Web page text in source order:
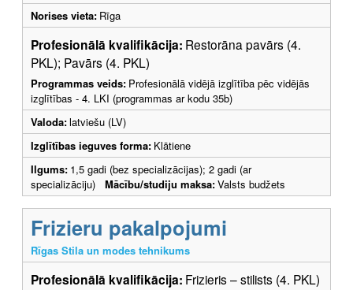
Norises vieta: Rīga
Profesionālā kvalifikācija: Restorāna pavārs (4.
PKL); Pavārs (4. PKL)
Programmas veids: Profesionālā vidējā izglītība pēc vidējās
izglītības - 4. LKI (programmas ar kodu 35b)
Valoda:latviešu (LV)
Izglītības ieguves forma: Klātiene
Ilgums: 1,5 gadi (bez specializācijas); 2 gadi (ar
specializāciju) Mācību/studiju maksa:Valsts budžets
Frizieru pakalpojumi
Rīgas Stila un modes tehnikums
Profesionālā kvalifikācija: Frizieris – stilists (4. PKL)